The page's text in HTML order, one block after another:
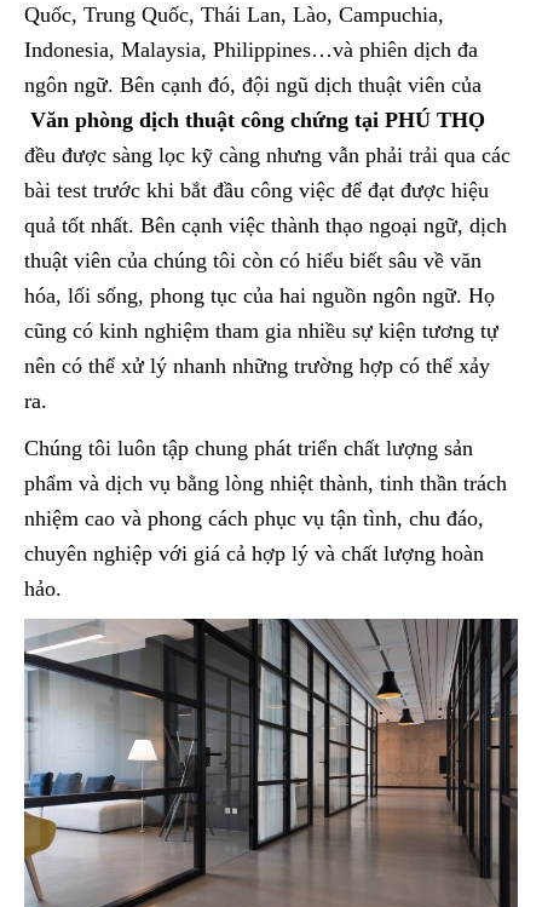
Quốc, Trung Quốc, Thái Lan, Lào, Campuchia,
Indonesia, Malaysia, Philippines…và phiên dịch đa
ngôn ngữ. Bên cạnh đó, đội ngũ dịch thuật viên của
Văn phòng dịch thuật công chứng tại PHÚ THỌ
đều được sàng lọc kỹ càng nhưng vẫn phải trải qua các
bài test trước khi bắt đầu công việc để đạt được hiệu
quả tốt nhất. Bên cạnh việc thành thạo ngoại ngữ, dịch
thuật viên của chúng tôi còn có hiểu biết sâu về văn
hóa, lối sống, phong tục của hai nguồn ngôn ngữ. Họ
cũng có kinh nghiệm tham gia nhiều sự kiện tương tự
nên có thể xử lý nhanh những trường hợp có thể xảy
ra.
Chúng tôi luôn tập chung phát triển chất lượng sản
phẩm và dịch vụ bằng lòng nhiệt thành, tinh thần trách
nhiệm cao và phong cách phục vụ tận tình, chu đáo,
chuyên nghiệp với giá cả hợp lý và chất lượng hoàn
hảo.